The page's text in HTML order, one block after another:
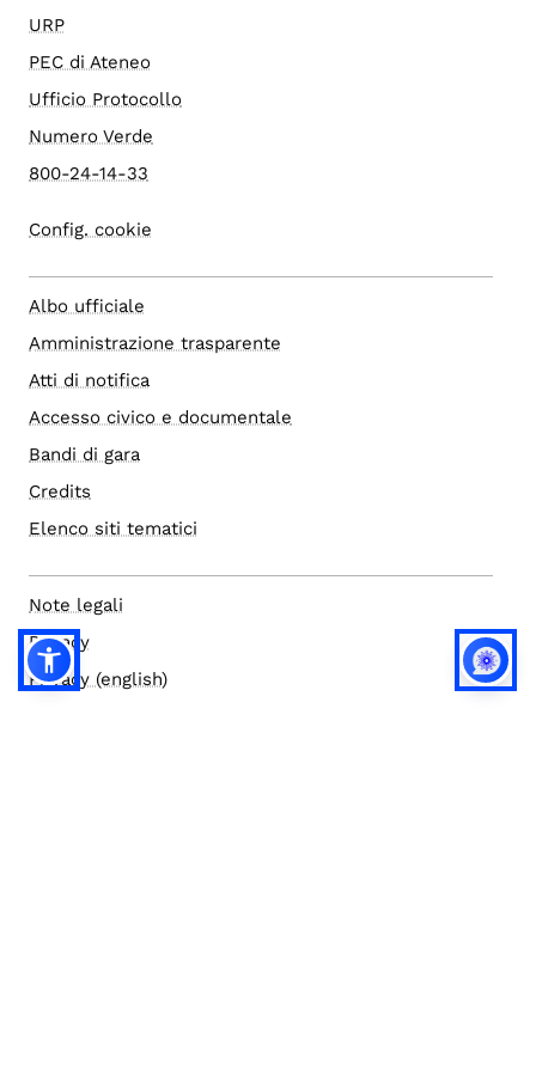
URP
PEC di Ateneo
Ufficio Protocollo
Numero Verde
800-24-14-33
Config. cookie
Albo ufficiale
Amministrazione trasparente
Atti di notifica
Accesso civico e documentale
Bandi di gara
Credits
Elenco siti tematici
Note legali
Privacy
Privacy (english)